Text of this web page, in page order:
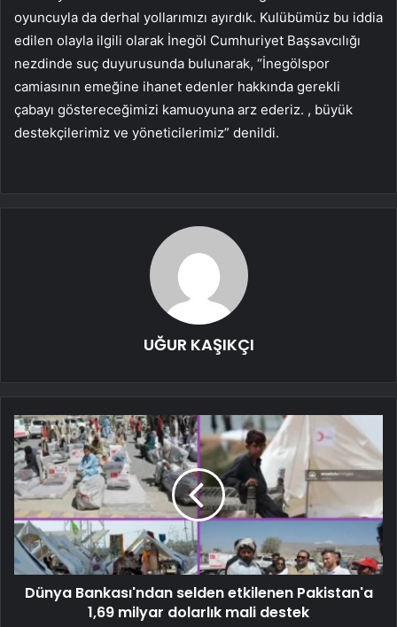
oyuncuyla da derhal yollarımızı ayırdık. Kulübümüz bu iddia
edilen olayla ilgili olarak İnegöl Cumhuriyet Başsavcılığı
nezdinde suç duyurusunda bulunarak, “İnegölspor
camiasının emeğine ihanet edenler hakkında gerekli
çabayı göstereceğimizi kamuoyuna arz ederiz. , büyük
destekçilerimiz ve yöneticilerimiz” denildi.
UĞUR KAŞIKÇI
Dünya Bankası'ndan selden etkilenen Pakistan'a
1,69 milyar dolarlık mali destek